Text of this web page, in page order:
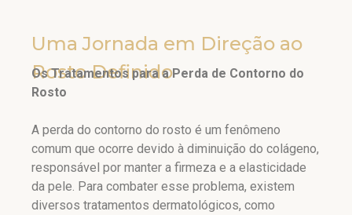
Uma Jornada em Direção ao
Rosto Definido
Os Tratamentos para a Perda de Contorno do
Rosto
A perda do contorno do rosto é um fenômeno
comum que ocorre devido à diminuição do colágeno,
responsável por manter a firmeza e a elasticidade
da pele. Para combater esse problema, existem
diversos tratamentos dermatológicos, como